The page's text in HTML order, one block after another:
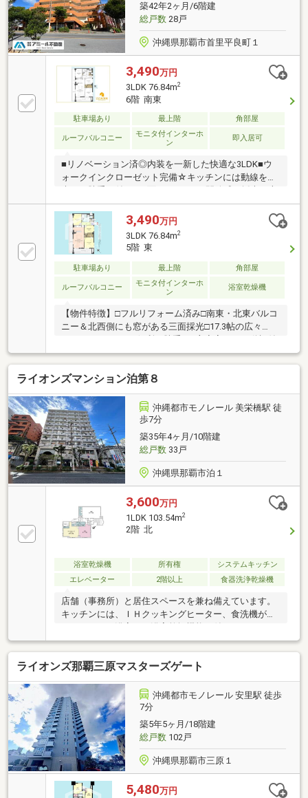
築42年2ヶ月/6階建
総戸数28戸
沖縄県那覇市首里平良町１
3,490万円
3LDK 76.84m2
6階 南東
駐車場あり 最上階 角部屋
ルーフバルコニー
モニタ付インターホ
ン
即入居可
■リノベーション済◎内装を一新した快適な3LDK■ウ
ォークインクローゼット完備☆キッチンには動線を配
慮した勝手口付き■二面バルコニー♪開放感と採光に恵
まれた明るい住まいです～こころに寄り添う、あたた
かな住まい探しを～ ◆ 最新物件情報を毎日更新！ 新
着物件や価格変更、未公開の新規情報などを毎日スピ
ーディーに更新しています。 ◆ 地域を知り尽くした
スタッフが対応！ ◆ 宅建士が在籍で安心！ 宅地建物
取引士の資格を持つ専門スタッフが、 物件の選び方や
住宅ローン、建物の構造やメンテナンスまで幅広くサ
3,490万円
3LDK 76.84m2
5階 東
駐車場あり 最上階 角部屋
ルーフバルコニー
モニタ付インターホ
ン
浴室乾燥機
【物件特徴】□フルリフォーム済み□南東・北東バルコ
ニー＆北西側にも窓がある三面採光□17.3帖の広々
LDK□キッチンには便利な勝手口□主寝室には可動棚付
きのWIC□新耐震基準適合【周辺環境】◇サンエーおお
な食品館：徒歩約8分◇セブンイレブン那覇首里平良
町1丁目店：徒歩約1分◇ファミリーマート城北小学校
前店：徒歩約3分◇マツモトキヨシおおな店：徒歩約8
分◇首里大名郵便局：徒歩約5分◇サンエー経塚シテ
ィ：車約5分◇城北小学校：徒歩約6分◇城北中学校：
徒歩約9分◇わかめこども園：徒歩約4分◇首里湘南保
育園：徒歩約4分
ライオンズマンション泊第８
沖縄都市モノレール 美栄橋駅 徒
歩7分
築35年4ヶ月/10階建
総戸数33戸
沖縄県那覇市泊１
3,600万円
1LDK 103.54m2
2階 北
浴室乾燥機 所有権
システムキッチン
エレベーター
2階以上 食器洗浄乾燥機
店舗（事務所）と居住スペースを兼ね備えています。
キッチンには、ＩＨクッキングヒーター、食洗機が付
店舗部分には、トイレが２か所あります。店舗入口
は、専用の外階段がございます。通用口からエレベー
ターが利用出来ます。
ライオンズ那覇三原マスターズゲート
沖縄都市モノレール 安里駅 徒歩
7分
築5年5ヶ月/18階建
総戸数102戸
沖縄県那覇市三原１
5,480万円